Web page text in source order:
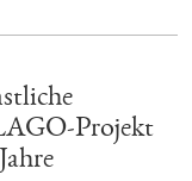
Projekt